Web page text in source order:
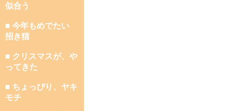
似合う
■ 今年もめでたい
招き猫
■ クリスマスが、や
ってきた
■ ちょっぴり、ヤキ
モチ